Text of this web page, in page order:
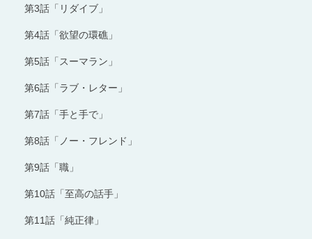
第3話「リダイブ」
第4話「欲望の環礁」
第5話「スーマラン」
第6話「ラブ・レター」
第7話「手と手で」
第8話「ノー・フレンド」
第9話「職」
第10話「至高の話手」
第11話「純正律」